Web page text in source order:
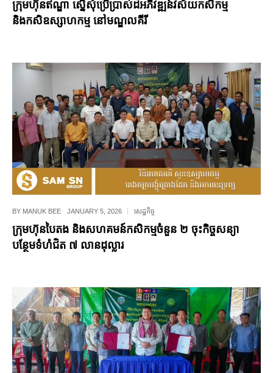
ក្រុមហ៊ុនឥណ្ឌា ស្នើសុំប្រើប្រាស់ដីអភិវឌ្ឍន៍វិស័យកសិកម្ម
និងកសិឧស្សាហកម្ម នៅមណ្ឌលគីរី
BY MANUK BEE JANUARY 5, 2026 សេដ្ឋកិច្ច
ក្រុមហ៊ុនបៃតង និងសហគមន៍កសិកម្មចំនួន ២ ចុះកិច្ចសន្យា
បន្ថែមទំហំជិត ៧ លានដុល្លារ